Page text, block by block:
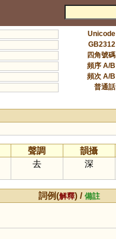
Unicode
GB2312
四角號碼
頻序 A/B
頻次 A/B
普通話
聲調 韻攝
去 深
詞例(解釋) /備註